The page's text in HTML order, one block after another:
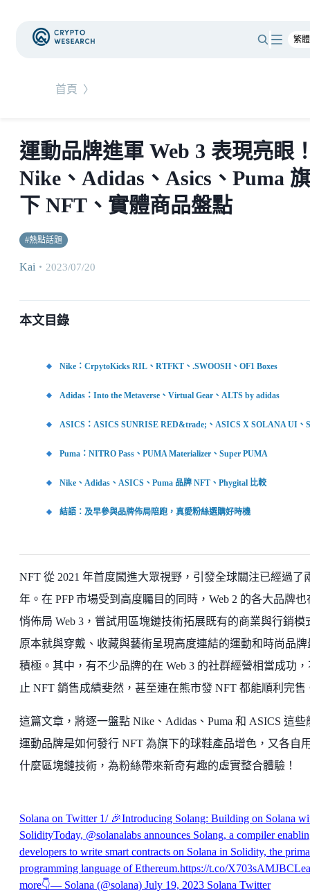
首頁 〉
運動品牌進軍 Web 3 表現亮眼
Nike、Adidas、Asics、Puma 旗
下 NFT、實體商品盤點
#熱點話題
Kai ・ 2023/07/20
本文目錄
Nike：CrpytoKicks RIL、RTFKT、.SWOOSH、OF1 Boxes
Adidas：Into the Metaverse、Virtual Gear、ALTS by adidas
ASICS：ASICS SUNRISE RED&trade;、ASICS X SOLANA UI、
Puma：NITRO Pass、PUMA Materializer、Super PUMA
Nike、Adidas、ASICS、Puma 品牌 NFT、Phygital 比較
結語：及早參與品牌佈局陪跑，真愛粉絲選購好時機
NFT 從 2021 年首度闖進大眾視野，引發全球關注已經過了
年。在 PFP 市場受到高度矚目的同時，Web 2 的各大品牌也
悄佈局 Web 3，嘗試用區塊鏈技術拓展既有的商業與行銷模
原本就與穿戴、收藏與藝術呈現高度連結的運動和時尚品牌
積極。其中，有不少品牌的在 Web 3 的社群經營相當成功
止 NFT 銷售成績斐然，甚至連在熊市發 NFT 都能順利完售
這篇文章，將逐一盤點 Nike、Adidas、Puma 和 ASICS 這些
運動品牌是如何發行 NFT 為旗下的球鞋產品增色，又各自
什麼區塊鏈技術，為粉絲帶來新奇有趣的虛實整合體驗！
Solana on Twitter 1/ 🎉Introducing Solang: Building on Solana
SolidityToday, @solanalabs announces Solang, a compiler
developers to write smart contracts on Solana in Solidity, the
programming language of Ethereum.https://t.co/
more👇— Solana (@solana) July 19, 2023 Solana Twitter